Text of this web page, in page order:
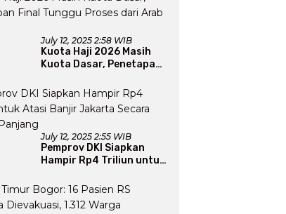
Iman
July 12, 2025 2:58 WIB
Kuota Haji 2026 Masih
Kuota Dasar, Penetapan
Arab Saudi
July 12, 2025 2:55 WIB
Pemprov DKI Siapkan
Hampir Rp4 Triliun untuk
Secara Jangka Panjang